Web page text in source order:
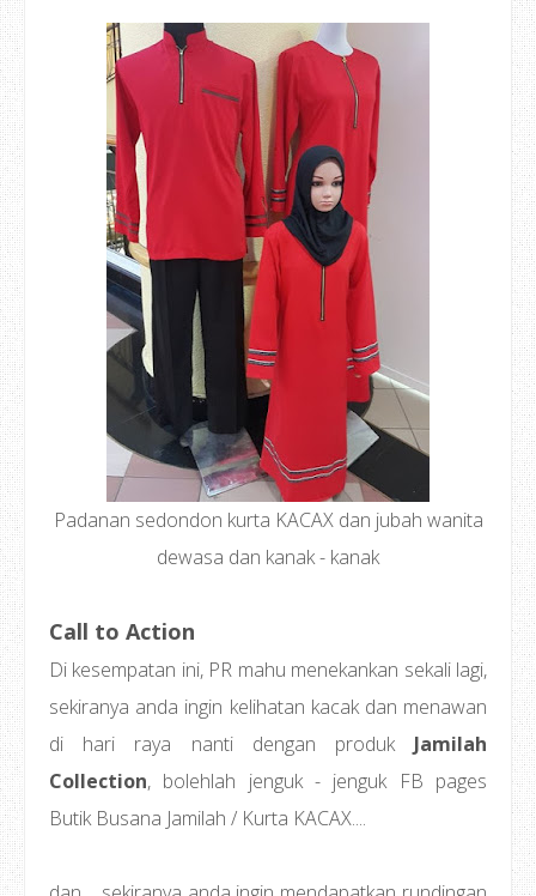
Padanan sedondon kurta KACAX dan jubah wanita
dewasa dan kanak - kanak
Call to Action
Di kesempatan ini, PR mahu menekankan sekali lagi,
sekiranya anda ingin kelihatan kacak dan menawan
di hari raya nanti dengan produk Jamilah
Collection, bolehlah jenguk - jenguk FB pages
Butik Busana Jamilah / Kurta KACAX....